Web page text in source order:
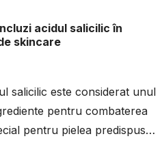
acidul salicilic în
skincare
salicilic este considerat unul
pentru combaterea
pentru pielea predispusă